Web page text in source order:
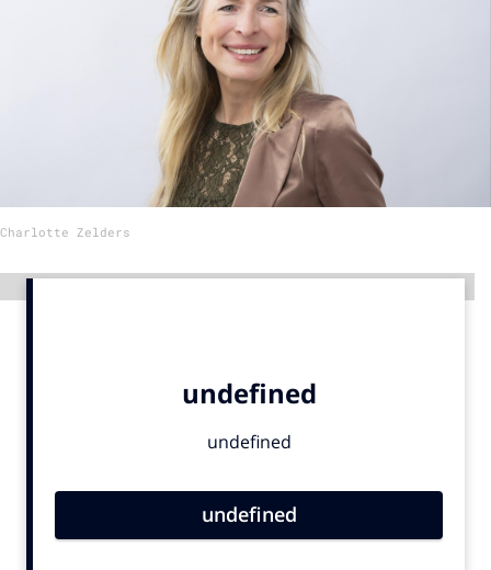
9 sept: GenAI-training
12 nov: MarketingLive!
Academy
Carriere
Contentmarketing
Charlotte Zelders